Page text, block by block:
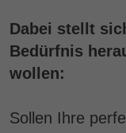
Dabei stellt
Bedürfnis
wollen:
Sollen Ihre